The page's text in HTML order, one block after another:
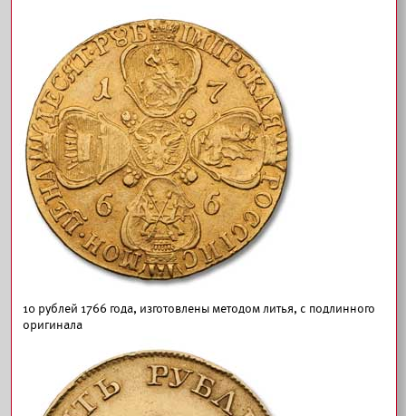
10 рублей 1766 года, изготовлены методом литья, с подлинного
оригинала